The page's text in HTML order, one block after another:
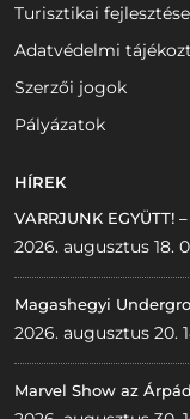
Turisztikai
Adatvédelmi
Szerzői jogok
Pályázatok
HÍREK
VARRJUNK
2026. augusztus 18.
Magashegyi
2026. augusztus 20.
Marvel Show az Árpád